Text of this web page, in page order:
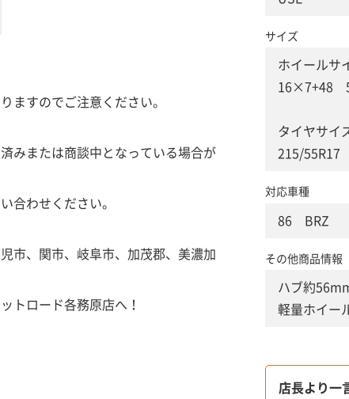
ますのでご注意ください。
みまたは商談中となっている場合が
合わせください。
市、関市、岐阜市、加茂郡、美濃加
トロード各務原店へ！
サイズ
ホイールサ
16×7+48
タイヤサイ
215/55R17
対応車種
86 BRZ
その他商品情報
ハブ約
軽量ホイー
店長より一